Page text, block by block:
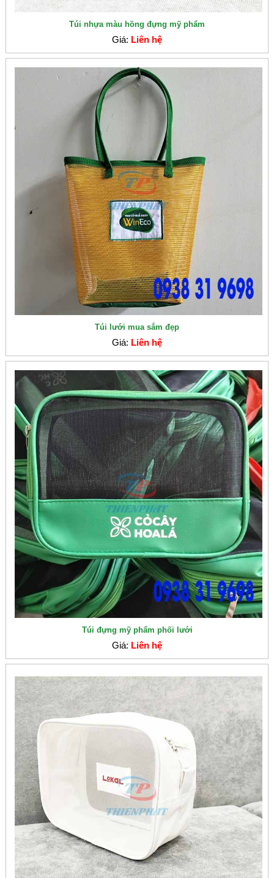
Túi nhựa màu hồng đựng mỹ phẩm
Giá: Liên hệ
Túi lưới mua sắm đẹp
Giá: Liên hệ
Túi đựng mỹ phẩm phối lưới
Giá: Liên hệ